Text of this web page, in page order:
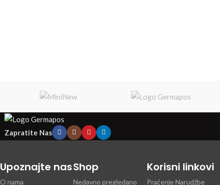
Zapratite Nas
Upoznajte nas
O nama
Shop
Nedavno pregledano
Korisni linkovi
Praćenje Narudžbe